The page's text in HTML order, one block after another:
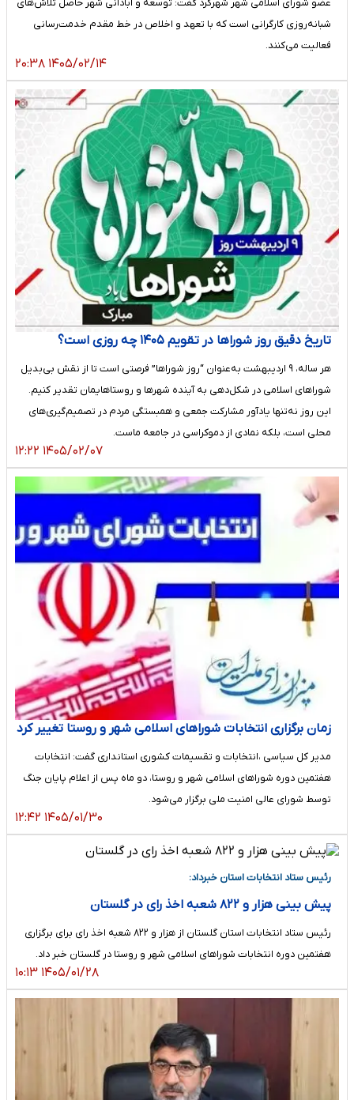
شبانه‌روزی کارگرانی است که با تعهد و اخلاص در خط مقدم خدمت‌رسانی
فعالیت می‌کنند.
۱۴۰۵/۰۲/۱۴ ۲۰:۳۸
تاریخ دقیق روز شوراها در تقویم ۱۴۰۵ چه روزی است؟
هر ساله، ۹ اردیبهشت به‌عنوان “روز شوراها” فرصتی است تا از نقش بی‌بدیل
شوراهای اسلامی در شکل‌دهی به آینده شهرها و روستاهایمان تقدیر کنیم.
این روز نه‌تنها یادآور مشارکت جمعی و همبستگی مردم در تصمیم‌گیری‌های
محلی است، بلکه نمادی از دموکراسی در جامعه ماست.
۱۴۰۵/۰۲/۰۷ ۱۲:۲۲
زمان برگزاری انتخابات شور‌اهای اسلامی شهر و روستا تغییر کرد
مدیر کل سیاسی ،انتخابات و تقسیمات کشوری استانداری گفت: انتخابات
هفتمین دوره شوراهای اسلامی شهر و روستا، دو ماه پس از اعلام پایان جنگ
توسط شورای عالی امنیت ملی برگزار می‌شود.
۱۴۰۵/۰۱/۳۰ ۱۲:۴۲
رئیس ستاد انتخابات استان خبرداد:
پیش بینی هزار و ۸۲۲ شعبه اخذ رای در گلستان
رئیس ستاد انتخابات استان گلستان از هزار و ۸۲۲ شعبه اخذ رای برای برگزاری
هفتمین دوره انتخابات شوراهای اسلامی شهر و روستا در گلستان خبر داد.
۱۴۰۵/۰۱/۲۸ ۱۰:۱۳